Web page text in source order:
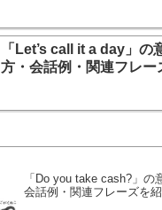
「Let’s call it a day」の
方・会話例・関連フレー
「Do you take cash?」の
会話例・関連フレーズを